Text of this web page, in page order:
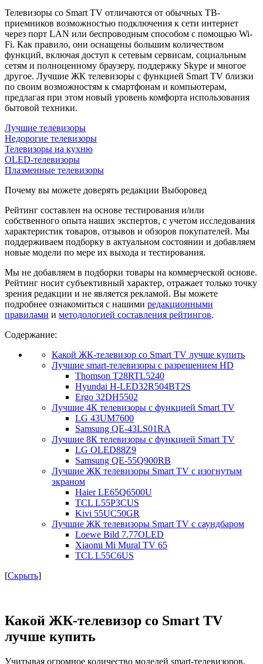
Телевизоры со Smart TV отличаются от обычных ТВ-
приемников возможностью подключения к сети интернет
через порт LAN или беспроводным способом с помощью Wi-
Fi. Как правило, они оснащены большим количеством
функций, включая доступ к сетевым сервисам, социальным
сетям и полноценному браузеру, поддержку Skype и многое
другое. Лучшие ЖК телевизоры с функцией Smart TV близки
по своим возможностям к смартфонам и компьютерам,
предлагая при этом новый уровень комфорта использования
бытовой техники.
Лучшие телевизоры
Недорогие телевизоры
Телевизоры на кухню
OLED-телевизоры
Плазменные телевизоры
Почему вы можете доверять редакции Выборовед
Рейтинг составлен на основе тестирования и/или
собственного опыта наших экспертов, с учетом исследования
характеристик товаров, отзывов и обзоров покупателей. Мы
поддерживаем подборку в актуальном состоянии и добавляем
новые модели по мере их выхода и тестирования.
Мы не добавляем в подборки товары на коммерческой основе.
Рейтинг носит субъективный характер, отражает только точку
зрения редакции и не является рекламой. Вы можете
подробнее ознакомиться с нашими редакционными
правилами и методологией составления рейтингов.
Содержание:
Какой ЖК-телевизор со Smart TV лучше купить
Лучшие smart-телевизоры с разрешением HD
Thomson T28RTL5240
Hyundai H-LED32R504BT2S
Ergo 32DH5502
Лучшие 4К телевизоры с функцией Smart TV
LG 43UM7600
Samsung QE-43LS01RA
Лучшие 8К телевизоры с функцией Smart TV
LG OLED88Z9
Samsung QE-55Q900RB
Лучшие ЖК телевизоры Smart TV с изогнутым
экраном
Haier LE65Q6500U
TCL L55P3CUS
Kivi 55UC50GR
Лучшие ЖК телевизоры Smart TV с саундбаром
Loewe Bild 7.77OLED
Xiaomi Mi Mural TV 65
TCL L55C6US
[Скрыть]
Какой ЖК-телевизор со Smart TV
лучше купить
Учитывая огромное количество моделей smart-телевизоров,